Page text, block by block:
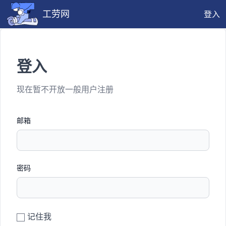
工劳网 登入
登入
现在暂不开放一般用户注册
邮箱
密码
记住我